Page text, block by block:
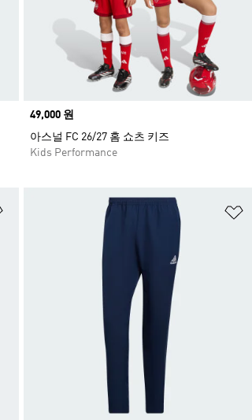
Price
49,000 원
아스널 FC 26/27 홈 쇼츠 키즈
Kids Performance